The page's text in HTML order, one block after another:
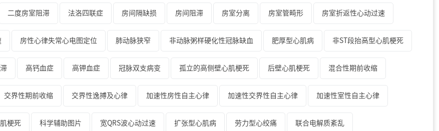
二度房室阻滞 法洛四联症 房间隔缺损 房间阻滞 房室分离 房室管畸形 房室折返性心动过速
房性心律失常心电图定位 肺动脉狭窄 非动脉粥样硬化性冠脉缺血 肥厚型心肌病 非ST段抬高型心肌梗死
高钙血症 高钾血症 冠脉双支病变 孤立的高侧壁心肌梗死 后壁心肌梗死 混合性期前收缩
交界性期前收缩 交界性逸搏及心律 加速性房性自主心律 加速性交界性自主心律 加速性室性自主心律
梗死 科学辅助图片 宽QRS波心动过速 扩张型心肌病 劳力型心绞痛 联合电解质紊乱